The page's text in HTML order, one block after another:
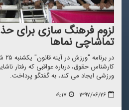
لزوم فرهنگ سازی برای
تماشاچی نماها
كارشناس حقوق، درباره عواقبی كه رفتار
ورزشی ایجاد می كند، به گفتگو پرداخت.
۱۳۹۷/۰۶/۲۶ ۰۹:۱۷